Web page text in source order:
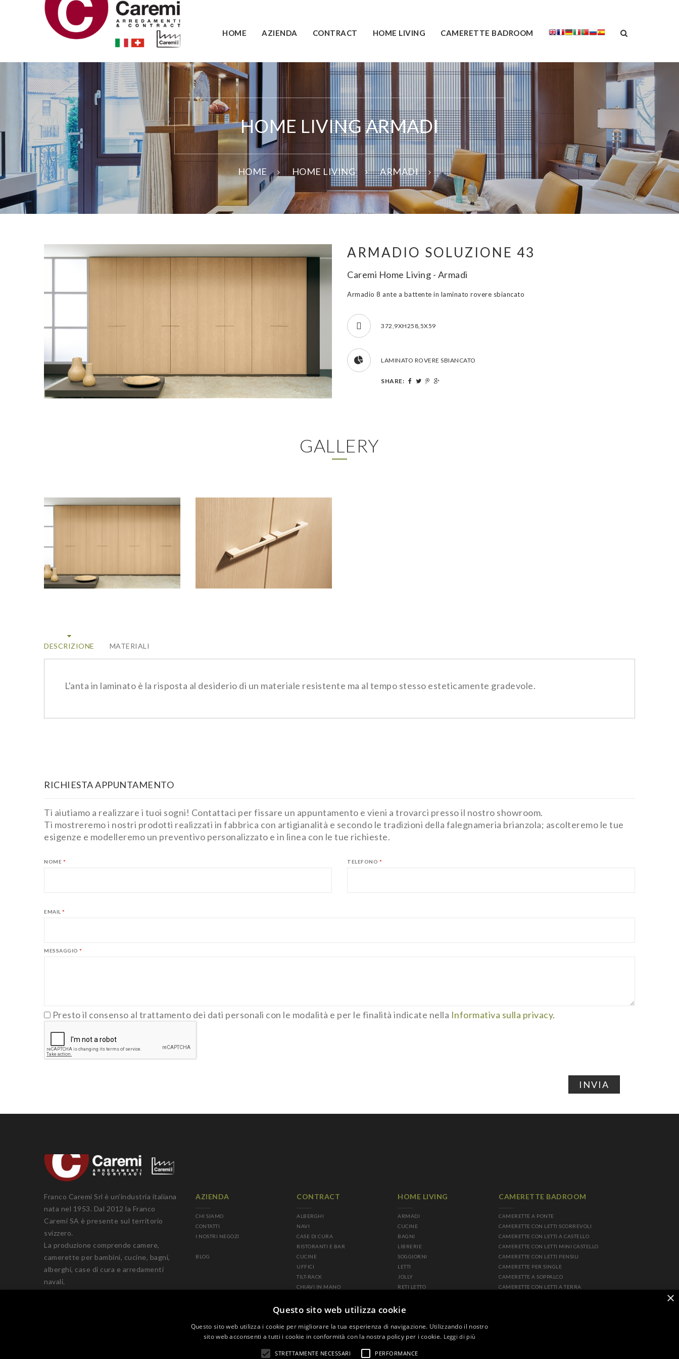
HOME AZIENDA CONTRACT HOME LIVING CAMERETTE BADROOM
HOME LIVING ARMADI
HOME HOME LIVING ARMADI
ARMADIO SOLUZIONE 43
Caremi Home Living - Armadi
Armadio 8 ante a battente in laminato rovere sbiancato
372,9XH258,5X59
LAMINATO ROVERE SBIANCATO
SHARE:
GALLERY
DESCRIZIONE MATERIALI
L'anta in laminato è la risposta al desiderio di un materiale resistente ma al tempo stesso esteticamente gradevole.
RICHIESTA APPUNTAMENTO
Ti aiutiamo a realizzare i tuoi sogni! Contattaci per fissare un appuntamento e vieni a trovarci presso il nostro showroom.
Ti mostreremo i nostri prodotti realizzati in fabbrica con artigianalità e secondo le tradizioni della falegnameria brianzola; ascolteremo le tue
esigenze e modelleremo un preventivo personalizzato e in linea con le tue richieste.
NOME * TELEFONO *
EMAIL *
MESSAGGIO *
Presto il consenso al trattamento dei dati personali con le modalità e per le finalità indicate nella Informativa sulla privacy.
INVIA
Franco Caremi Srl è un’industria italiana
nata nel 1953. Dal 2012 la Franco
Caremi SA è presente sul territorio
svizzero.
La produzione comprende camere,
camerette per bambini, cucine, bagni,
alberghi, case di cura e arredamenti
navali.
AZIENDA
CHI SIAMO
CONTATTI
I NOSTRI NEGOZI
BLOG
CONTRACT
ALBERGHI
NAVI
CASE DI CURA
RISTORANTI E BAR
CUCINE
UFFICI
TILT-RACK
CHIAVI IN MANO
HOME LIVING
ARMADI
CUCINE
BAGNI
LIBRERIE
SOGGIORNI
LETTI
JOLLY
RETI LETTO
CAMERETTE BADROOM
CAMERETTE A PONTE
CAMERETTE CON LETTI SCORREVOLI
CAMERETTE CON LETTI A CASTELLO
CAMERETTE CON LETTI MINI CASTELLO
CAMERETTE CON LETTI PENSILI
CAMERETTE PER SINGLE
CAMERETTE A SOPPALCO
CAMERETTE CON LETTI A TERRA
×
Questo sito web utilizza cookie
Questo sito web utilizza i cookie per migliorare la tua esperienza di navigazione. Utilizzando il nostro
sito web acconsenti a tutti i cookie in conformità con la nostra policy per i cookie. Leggi di più
STRETTAMENTE NECESSARI PERFORMANCE